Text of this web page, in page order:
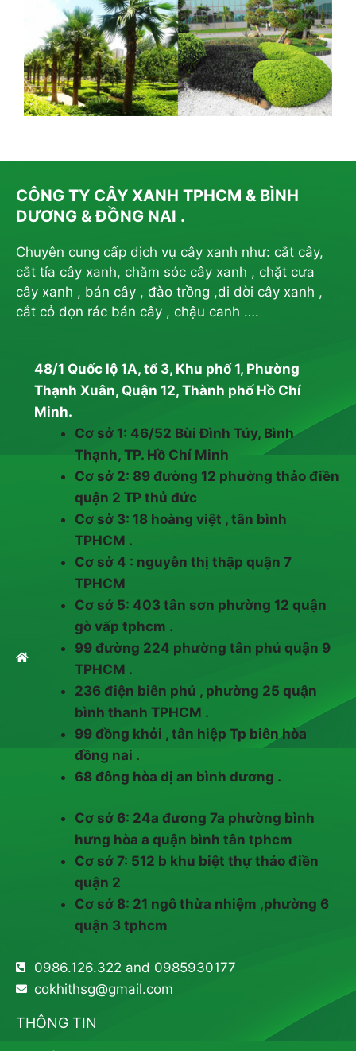
CÔNG TY CÂY XANH TPHCM & BÌNH
DƯƠNG & ĐỒNG NAI .
Chuyên cung cấp dịch vụ cây xanh như: cắt cây,
cắt tỉa cây xanh, chăm sóc cây xanh , chặt cưa
cây xanh , bán cây , đào trồng ,di dời cây xanh ,
cắt cỏ dọn rác bán cây , chậu canh ….
48/1 Quốc lộ 1A, tổ 3, Khu phố 1, Phường
Thạnh Xuân, Quận 12, Thành phố Hồ Chí
Minh.
Cơ sở 1: 46/52 Bùi Đình Túy, Bình
Thạnh, TP. Hồ Chí Minh
Cơ sở 2: 89 đường 12 phường thảo điền
quận 2 TP thủ đức
Cơ sở 3: 18 hoàng việt , tân bình
TPHCM .
Cơ sở 4 : nguyễn thị thập quận 7
TPHCM
Cơ sở 5: 403 tân sơn phường 12 quận
gò vấp tphcm .
99 đường 224 phường tân phú quận 9
TPHCM .
236 điện biên phủ , phường 25 quận
bình thanh TPHCM .
99 đồng khởi , tân hiệp Tp biên hòa
đồng nai .
68 đông hòa dị an bình dương .
Cơ sở 6: 24a đương 7a phường bình
hưng hòa a quận bình tân tphcm
Cơ sở 7: 512 b khu biệt thự thảo điền
quận 2
Cơ sở 8: 21 ngô thừa nhiệm ,phường 6
quận 3 tphcm
0986.126.322 and 0985930177
cokhithsg@gmail.com
THÔNG TIN